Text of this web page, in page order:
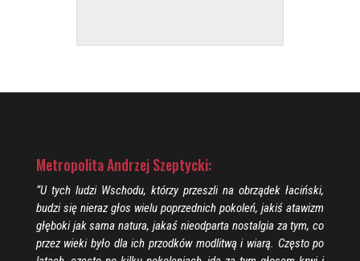
Metropolita Andrzej Szeptycki:
“U tych ludzi Wschodu, którzy przeszli na obrządek łaciński,
budzi się nieraz głos wielu poprzednich pokoleń, jakiś atawizm
głęboki jak sama natura, jakaś nieodparta nostalgia za tym, co
przez wieki było dla ich przodków modlitwą i wiarą. Często po